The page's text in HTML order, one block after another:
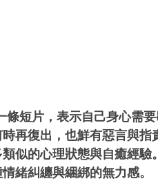
短片，表示自己身心需要
再復出，也鮮有惡言與指
似的心理狀態與自癒經
緒糾纏與綑綁的無力感。